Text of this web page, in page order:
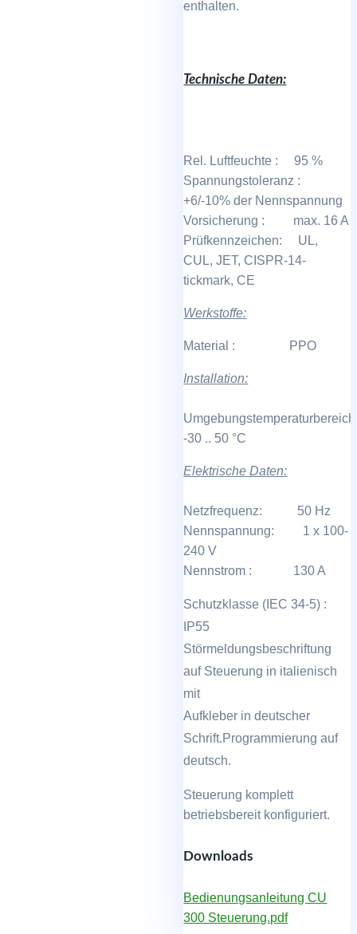
enthalten.
Technische Daten:
Rel. Luftfeuchte : 95 %
Spannungstoleranz :
+6/-10% der Nennspannung
Vorsicherung : max. 16 A
Prüfkennzeichen: UL,
CUL, JET, CISPR-14-
tickmark, CE
Werkstoffe:
Material : PPO
Installation:
-30 .. 50 °C
Elektrische Daten:
Netzfrequenz: 50 Hz
Nennspannung: 1 x 100-
240 V
Nennstrom : 130 A
Schutzklasse (IEC 34-5) :
IP55
Störmeldungsbeschriftung
auf Steuerung in italienisch
mit
Aufkleber in deutscher
Schrift.Programmierung auf
deutsch.
Steuerung komplett
betriebsbereit konfiguriert.
Downloads
Bedienungsanleitung CU
300 Steuerung.pdf